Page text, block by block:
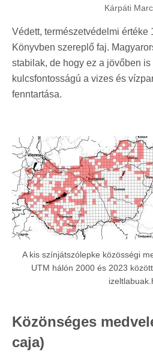
Kárpáti
Védett, természetvédelmi értéke
Könyvben szereplő faj.
stabilak, de hogy ez a jövőben
kulcsfontosságú a vizes és
fenntartása.
A kis színjátszólepke közösségi
UTM hálón 2000 és 2023
Közönséges
caja)